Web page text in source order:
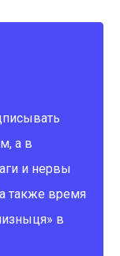
а в
и нервы
также время
в